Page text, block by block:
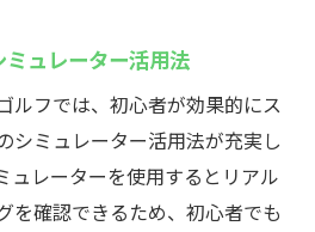
ュレーター活用法
ルフでは、初心者が効果的にス
シミュレーター活用法が充実し
ュレーターを使用するとリアル
を確認できるため、初心者でも